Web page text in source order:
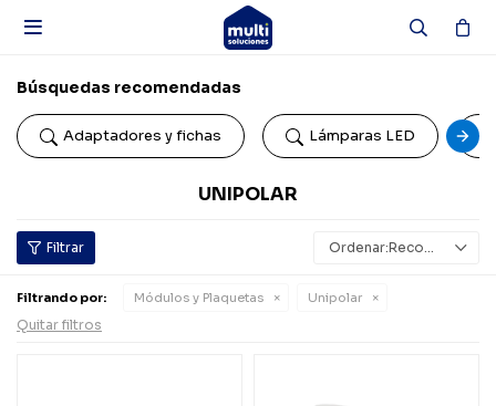

Búsquedas recomendadas
Adaptadores y fichas Lámparas LED
UNIPOLAR
Recomendados
Filtrando por: Módulos y Plaquetas Unipolar
Quitar filtros